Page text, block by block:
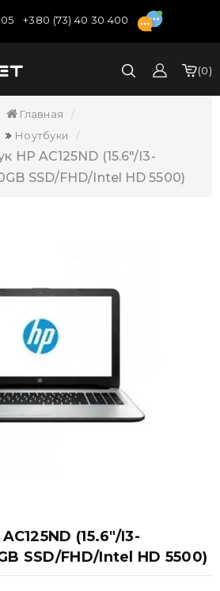
+380 (73) 40 30 400
0
Главная
Ноутбуки
HP AC125ND (15.6"/i3-
SSD/FHD/Intel HD 5500)
(15.6"/i3-
SSD/FHD/Intel HD 5500)